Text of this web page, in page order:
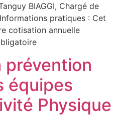
BIAGGI, Chargé de
pratiques : Cet
cotisation annuelle
prévention
équipes
Physique